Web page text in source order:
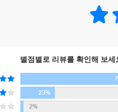
별점별로 리뷰를 확인해 보세
23%
2%